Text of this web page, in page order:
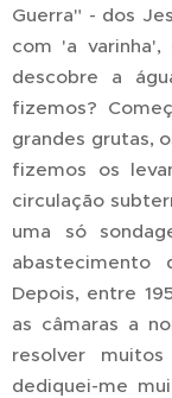
Guerra" - dos
com 'a
descobre a
fizemos?
grandes grutas,
fizemos os
circulação
uma só
abastecimento
Depois, entre
as câmaras a
resolver
dediquei-me